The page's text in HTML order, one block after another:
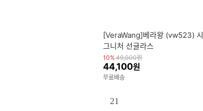
[VeraWang]베라왕 (vw523) 시
그니처 선글라스
10% 49,000원
44,100원
무료배송
21